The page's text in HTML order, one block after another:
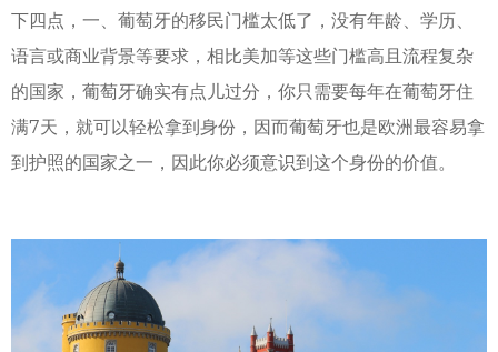
下四点，一、葡萄牙的移民门槛太低了，没有年龄、学历、
语言或商业背景等要求，相比美加等这些门槛高且流程复杂
的国家，葡萄牙确实有点儿过分，你只需要每年在葡萄牙住
满7天，就可以轻松拿到身份，因而葡萄牙也是欧洲最容易拿
到护照的国家之一，因此你必须意识到这个身份的价值。